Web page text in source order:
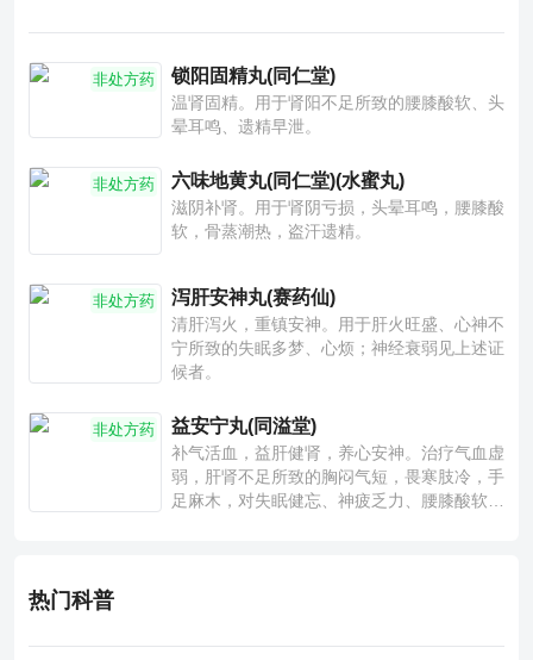
非处方药 锁阳固精丸(同仁堂)
温肾固精。用于肾阳不足所致的腰膝酸软、头
晕耳鸣、遗精早泄。
非处方药 六味地黄丸(同仁堂)(水蜜丸)
滋阴补肾。用于肾阴亏损，头晕耳鸣，腰膝酸
软，骨蒸潮热，盗汗遗精。
非处方药 泻肝安神丸(赛药仙)
清肝泻火，重镇安神。用于肝火旺盛、心神不
宁所致的失眠多梦、心烦；神经衰弱见上述证
候者。
非处方药 益安宁丸(同溢堂)
补气活血，益肝健肾，养心安神。治疗气血虚
弱，肝肾不足所致的胸闷气短，畏寒肢冷，手
足麻木，对失眠健忘、神疲乏力、腰膝酸软也
热门科普